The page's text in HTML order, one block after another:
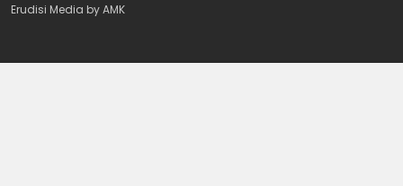
Erudisi Media by AMK